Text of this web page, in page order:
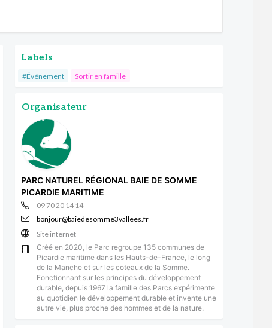
Labels
#Événement Sortir en famille
Organisateur
PARC NATUREL RÉGIONAL BAIE DE SOMME
PICARDIE MARITIME
09 70 20 14 14
bonjour@baiedesomme3vallees.fr
Site internet
Créé en 2020, le Parc regroupe 135 communes de
Picardie maritime dans les Hauts-de-France, le long
de la Manche et sur les coteaux de la Somme.
Fonctionnant sur les principes du développement
durable, depuis 1967 la famille des Parcs expérimente
au quotidien le développement durable et invente une
autre vie, plus proche des hommes et de la nature.